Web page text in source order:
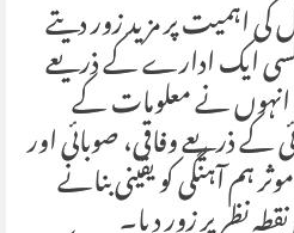
اہمیت پر مزید زور دیتے
کسی ایک ادارے کے ذریعے
نے معلومات کے
کے ذریعے وفاقی، صوبائی اور
ہم آہنگی کو یقینی بنانے